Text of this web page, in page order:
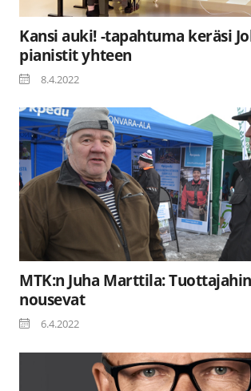
Kansi auki! -tapahtuma keräsi
pianistit yhteen
8.4.2022
MTK:n Juha Marttila:
nousevat
6.4.2022